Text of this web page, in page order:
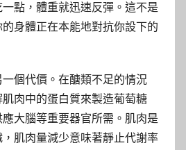
點，體重就迅速反彈。這不是
身體正在本能地對抗你設下的
個代價。在醣類不足的情況
肉中的蛋白質來製造葡萄糖
應大腦等重要器官所需。肌肉是
肌肉量減少意味著靜止代謝率